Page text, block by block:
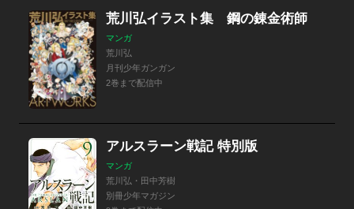
荒川弘イラスト集 鋼の錬金術師
マンガ
荒川弘
月刊少年ガンガン
2巻まで配信中
アルスラーン戦記 特別版
マンガ
荒川弘・田中芳樹
別冊少年マガジン